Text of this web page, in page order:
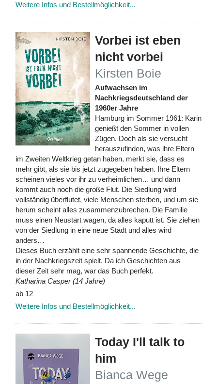
Weitere Infos und Bestellmöglichkeit...
Vorbei ist eben
nicht vorbei
Kirsten Boie
Aufwachsen im
Nachkriegsdeutschland der
1960er Jahre
Hamburg im Sommer 1961: Karin
genießt den Sommer in vollen
Zügen. Doch als sie versucht
herauszufinden, was ihre Eltern
im Zweiten Weltkrieg getan haben, merkt sie, dass es
mehr gibt, als sie bis jetzt zugegeben haben. Ihre Eltern
scheinen vieles vor ihr zu verheimlichen… und dann
kommt auch noch die große Flut. Die Siedlung wird
vollständig überflutet, viele Menschen sterben, und um sie
herum scheint alles zusammenzubrechen. Die Familie
muss einen Neustart wagen, da alles kaputt ist. Sie ziehen
von der Siedlung in eine neue Stadt und alles wird
anders…
Dieses Buch erzählt eine sehr spannende Geschichte, die
in der Nachkriegszeit spielt. Da ich Geschichten aus
dieser Zeit sehr mag, war das Buch perfekt.
Katharina Casper (14 Jahre)
ab 12
Weitere Infos und Bestellmöglichkeit...
Today I'll talk to
him
Bianca Wege